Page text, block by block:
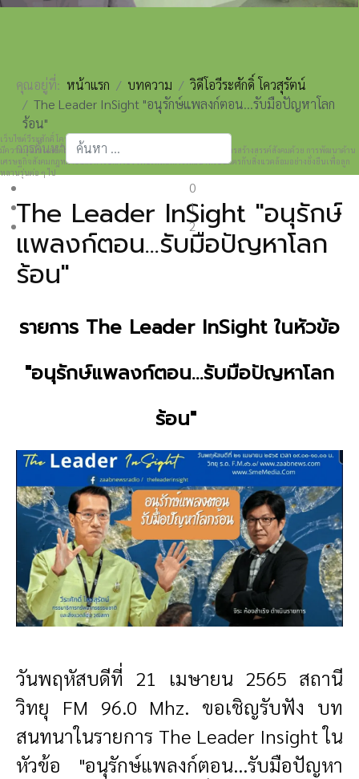
เว็บไซต์วีระศักดิ์ โควสุรัตน์ www.weerasak.org
มีความมุ่งมั่นเเละตั้งใจในการเผยแพร่เรื่องราวความรู้ความเข้าใจในการสร้างสรรค์สังคมด้วย การพัฒนาด้าน
เศรษฐกิจสังคมกฎหมายและการปกครอง เพื่อให้เกิดการพัฒนาที่เป็นมิตรกับสิ่งแวดล้อมอย่างยั่งยืนเพื่อลูก
หลานรุ่นต่อ ๆ ไป
0
1
2
คุณอยู่ที่: หน้าแรก บทความ
วิดีโอวีระศักดิ์ โควสุรัตน์
The Leader InSight "อนุรักษ์แพลงก์ตอน...รับมือปัญหาโลก
ร้อน"
การค้นหา
Type 2 or more characters for results.
The Leader InSight "อนุรักษ์
แพลงก์ตอน...รับมือปัญหาโลก
ร้อน"
รายการ The Leader InSight ในหัวข้อ
"อนุรักษ์แพลงก์ตอน...รับมือปัญหาโลก
ร้อน"
วันพฤหัสบดีที่ 21 เมษายน 2565 สถานี
วิทยุ FM 96.0 Mhz. ขอเชิญรับฟัง บท
สนทนาในรายการ The Leader Insight ใน
หัวข้อ "อนุรักษ์แพลงก์ตอน...รับมือปัญหา